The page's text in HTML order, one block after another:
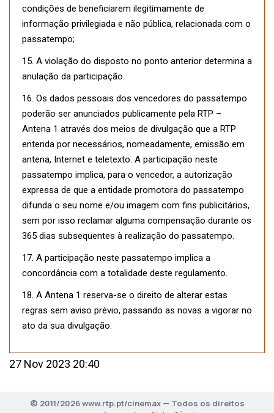
condições de beneficiarem ilegitimamente de
informação privilegiada e não pública, relacionada com o
passatempo;
15. A violação do disposto no ponto anterior determina a
anulação da participação.
16. Os dados pessoais dos vencedores do passatempo
poderão ser anunciados publicamente pela RTP –
Antena 1 através dos meios de divulgação que a RTP
entenda por necessários, nomeadamente, emissão em
antena, Internet e teletexto. A participação neste
passatempo implica, para o vencedor, a autorização
expressa de que a entidade promotora do passatempo
difunda o seu nome e/ou imagem com fins publicitários,
sem por isso reclamar alguma compensação durante os
365 dias subsequentes à realização do passatempo.
17. A participação neste passatempo implica a
concordância com a totalidade deste regulamento.
18. A Antena 1 reserva-se o direito de alterar estas
regras sem aviso prévio, passando as novas a vigorar no
ato da sua divulgação.
27 Nov 2023 20:40
© 2011/2026 www.rtp.pt/cinemax — Todos os direitos